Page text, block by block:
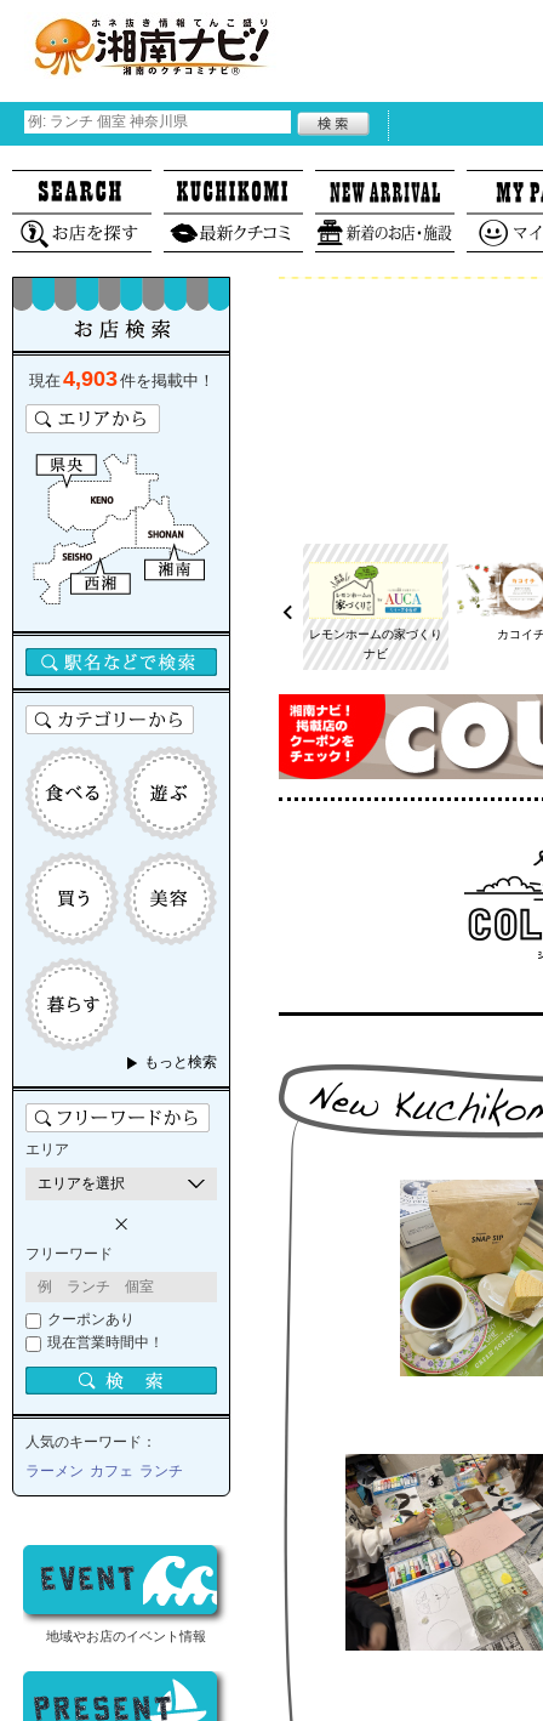
湘南のイベント情報 旨ナビ
レモンホームの家づくり
ナビ
カコイ
現在4,903件を掲載中！
もっと検索
エリア
フリーワード
クーポンあり
現在営業時間中！
人気のキーワード：
ラーメン カフェ ランチ
地域やお店のイベント情報